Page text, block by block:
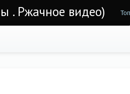
. Ржачное видео)